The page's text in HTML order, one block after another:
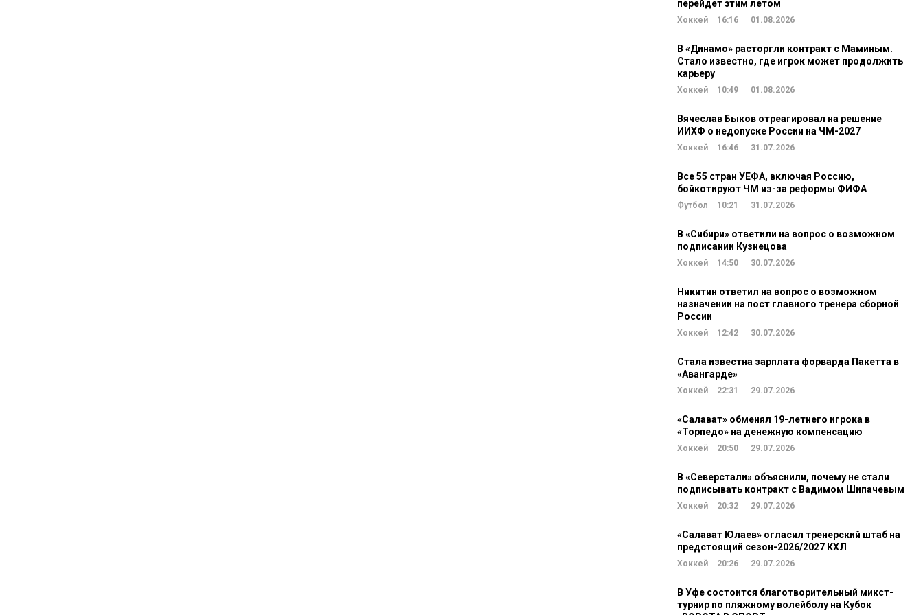
перейдет этим летом
Хоккей 16:16 01.08.2026
В «Динамо» расторгли контракт с Маминым.
Стало известно, где игрок может продолжить
карьеру
Хоккей 10:49 01.08.2026
Вячеслав Быков отреагировал на решение
ИИХФ о недопуске России на ЧМ-2027
Хоккей 16:46 31.07.2026
Все 55 стран УЕФА, включая Россию,
бойкотируют ЧМ из-за реформы ФИФА
Футбол 10:21 31.07.2026
В «Сибири» ответили на вопрос о возможном
подписании Кузнецова
Хоккей 14:50 30.07.2026
Никитин ответил на вопрос о возможном
назначении на пост главного тренера сборной
России
Хоккей 12:42 30.07.2026
Стала известна зарплата форварда Пакетта в
«Авангарде»
Хоккей 22:31 29.07.2026
«Салават» обменял 19-летнего игрока в
«Торпедо» на денежную компенсацию
Хоккей 20:50 29.07.2026
В «Северстали» объяснили, почему не стали
подписывать контракт с Вадимом Шипачевым
Хоккей 20:32 29.07.2026
«Салават Юлаев» огласил тренерский штаб на
предстоящий сезон-2026/2027 КХЛ
Хоккей 20:26 29.07.2026
В Уфе состоится благотворительный микст-
турнир по пляжному волейболу на Кубок